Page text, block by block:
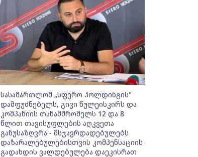
სასამართლომ „სფერო ჰოლდინგის"
დამფუძნებელს, გივი წულეისკირს და
კომპანიის თანამშრომელს 12 და 8
წლით თავისუფლების აღკვეთა
განუსაზღვრა - მსჯავრდადებულებს
დაზარალებულებისთვის კომპენსაციის
გადახდის ვალდებულება დაეკისრათ